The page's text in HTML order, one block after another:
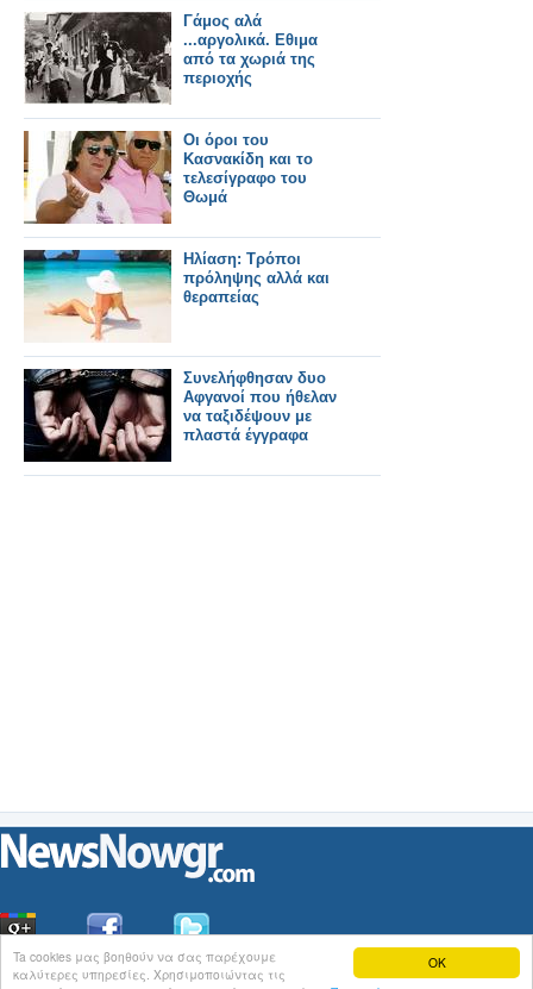
OK
Ta cookies μας βοηθούν να σας παρέχουμε
καλύτερες υπηρεσίες. Χρησιμοποιώντας τις
Γάμος αλά
...αργολικά. Εθιμα
από τα χωριά της
περιοχής
Οι όροι του
Κασνακίδη και το
τελεσίγραφο του
Θωμά
Ηλίαση: Τρόποι
πρόληψης αλλά και
θεραπείας
Συνελήφθησαν δυο
Αφγανοί που ήθελαν
να ταξιδέψουν με
πλαστά έγγραφα